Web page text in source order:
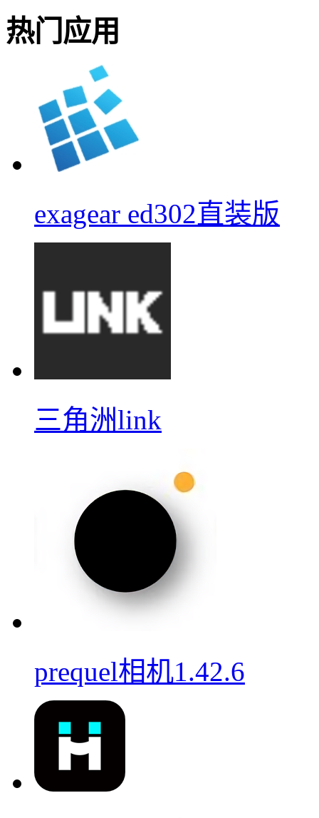
热门应用
exagear ed302直装版
三角洲link
prequel相机1.42.6